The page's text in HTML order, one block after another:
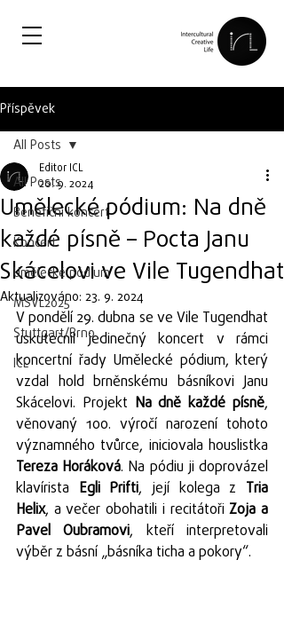
Příspěvek
All Posts
Benefiční koncert
Koncert
Umělecké pódium
MSVL2025
Stuttgart/Brno
ICL
All Posts
Umělecké pódium: Na dně
každé písně – Pocta Janu
Skácelovi ve Vile Tugendhat
Editor ICL
20. 9. 2024
Aktualizováno: 23. 9. 2024
V pondělí 29. dubna se ve Vile Tugendhat
uskutečnil jedinečný koncert v rámci
koncertní řady Umělecké pódium, který
vzdal hold brněnskému básníkovi Janu
Skácelovi. Projekt
Na dně každé písně,
věnovaný 100. výročí narození tohoto
Tereza Horáková. Na pódiu ji doprovázel
klavírista
Egli Prifti, její kolega z Tria
Helix, a večer obohatili i recitátoři Zoja a
Pavel Oubramovi, kteří interpretovali
výběr z básní „básníka ticha a pokory“.